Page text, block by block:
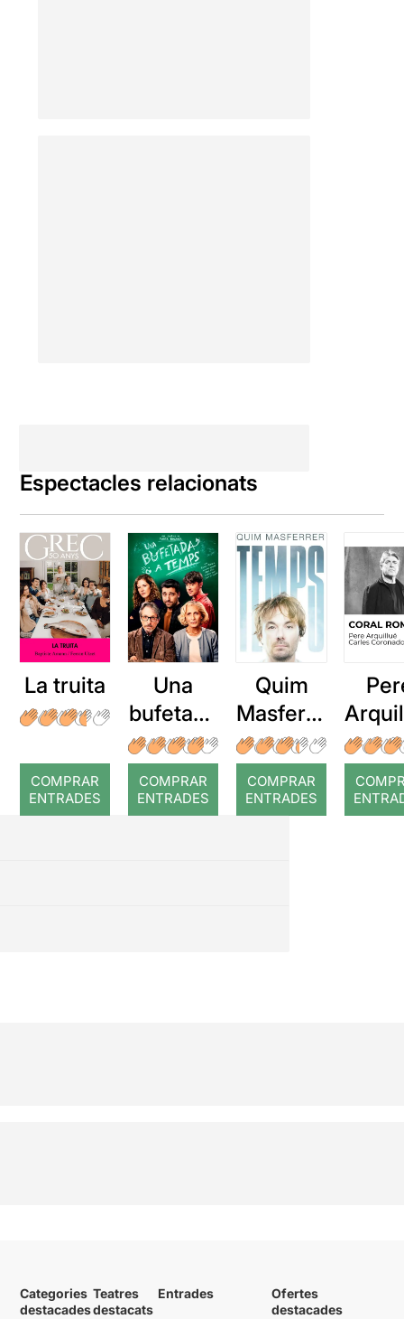
Espectacles relacionats
La truita
COMPRAR
ENTRADES
Una
bufetada
a temps
COMPRAR
ENTRADES
Quim
Masferre
r: Temps
COMPRAR
ENTRADES
:
Categories
destacades
Teatres
destacats
Entrades
Ofertes
destacades